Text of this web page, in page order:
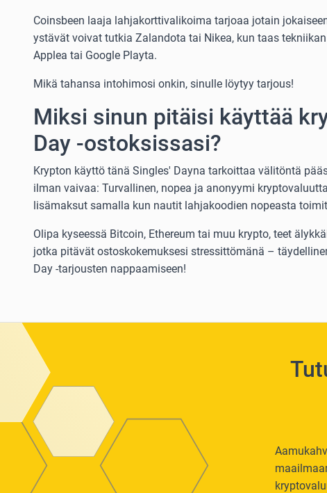
Coinsbeen laaja lahjakorttivalikoima tarjoaa jotain
ystävät voivat tutkia Zalandota tai Nikea, kun taas
Applea tai Google Playta.
Mikä tahansa intohimosi onkin, sinulle löytyy tarjous!
Miksi sinun pitäisi käyttää
Day -ostoksissasi?
Krypton käyttö tänä Singles' Dayna tarkoittaa välitöntä
ilman vaivaa: Turvallinen, nopea ja anonyymi
lisämaksut samalla kun nautit lahjakoodien nopeasta
Olipa kyseessä Bitcoin, Ethereum tai muu krypto, teet
jotka pitävät ostoskokemuksesi stressittömänä –
Day -tarjousten nappaamiseen!